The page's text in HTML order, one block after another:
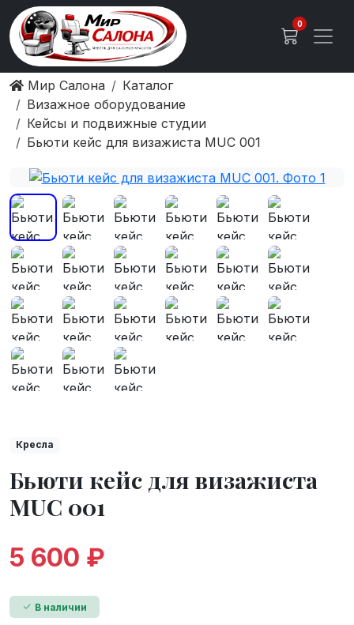
0
Мир Салона
Каталог
Визажное оборудование
Кейсы и подвижные студии
Бьюти кейс для визажиста MUC 001
Кресла
Бьюти кейс для визажиста
MUC 001
5 600 ₽
В наличии